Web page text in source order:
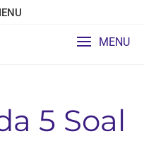
MENU
5 Soal